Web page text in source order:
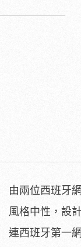
由兩位西班牙
風格中性，設
連西班牙第一